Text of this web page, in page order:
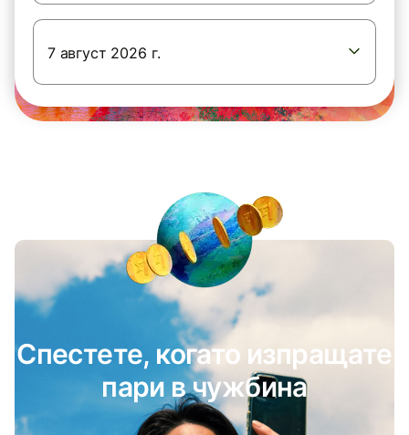
7 август 2026 г.
Спестете, когато изпращате
пари в чужбина